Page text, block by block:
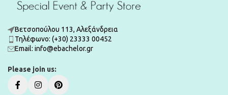
Βετσοπούλου 113, Αλεξάνδρεια
Τηλέφωνο: (+30) 23333 00452
Εmail: info@ebachelor.gr
Please join us: